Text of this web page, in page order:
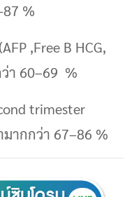
%
,Free B HCG,
า 60–69 %
trimester
ากกว่า 67–86 %